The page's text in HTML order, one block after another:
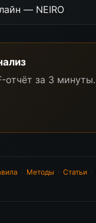
— NEIRO
отчёт за 3 минуты.
· Методы · Статьи·